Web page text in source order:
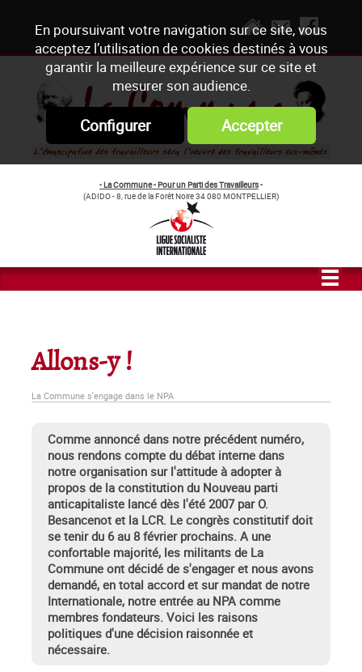
En poursuivant votre navigation sur ce site, vous
acceptez l’utilisation de cookies destinés à vous
garantir la meilleure expérience sur ce site et
mesurer son audience.
Configurer Accepter
- La Commune - Pour un Parti des Travailleurs-
(ADIDO - 8, rue de la Forêt Noire 34 080 MONTPELLIER)
Allons-y !
La Commune s'engage dans le NPA
Comme annoncé dans notre précédent numéro,
nous rendons compte du débat interne dans
notre organisation sur l'attitude à adopter à
propos de la constitution du Nouveau parti
anticapitaliste lancé dès l'été 2007 par O.
Besancenot et la LCR. Le congrès constitutif doit
se tenir du 6 au 8 février prochains. A une
confortable majorité, les militants de La
Commune ont décidé de s'engager et nous avons
demandé, en total accord et sur mandat de notre
Internationale, notre entrée au NPA comme
membres fondateurs. Voici les raisons
politiques d'une décision raisonnée et
nécessaire.